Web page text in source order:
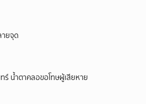
ยจุด
ร์ น้ำตาคลอขอโทษผู้เสียหาย